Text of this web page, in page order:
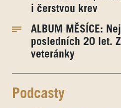
i čerstvou krev
ALBUM MĚSÍCE:
posledních 20 let.
veteránky
Podcasty